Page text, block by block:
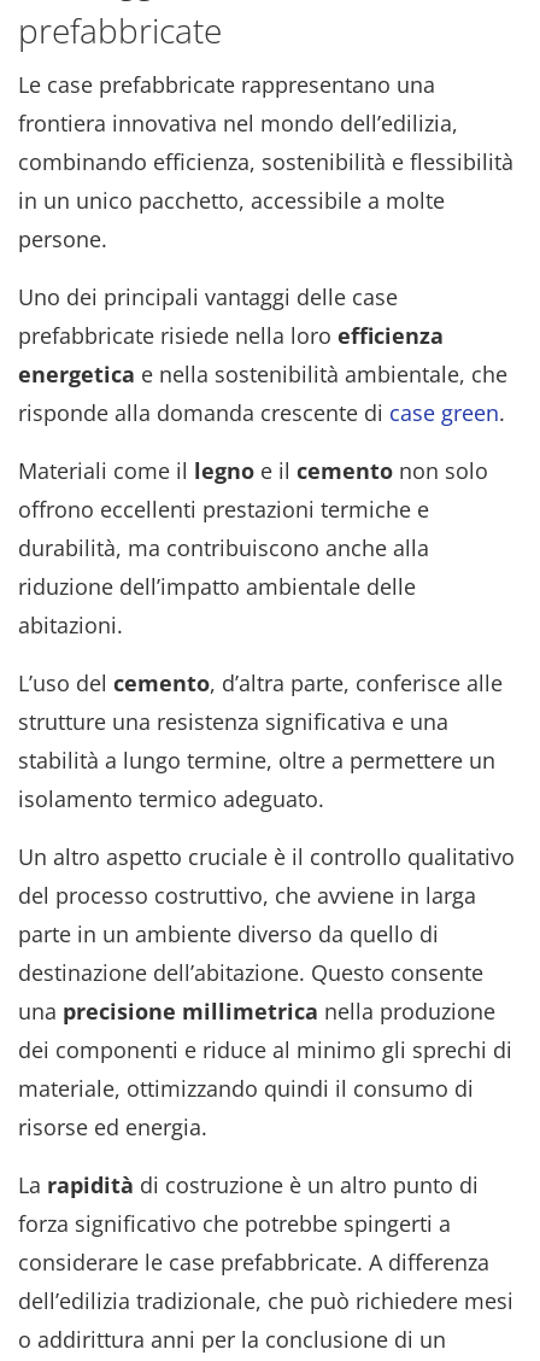
prefabbricate
Le case prefabbricate rappresentano una
frontiera innovativa nel mondo dell’edilizia,
combinando efficienza, sostenibilità e flessibilità
in un unico pacchetto, accessibile a molte
persone.
Uno dei principali vantaggi delle case
prefabbricate risiede nella loro efficienza
energetica e nella sostenibilità ambientale, che
risponde alla domanda crescente di case green.
Materiali come il legno e il cemento non solo
offrono eccellenti prestazioni termiche e
durabilità, ma contribuiscono anche alla
riduzione dell’impatto ambientale delle
abitazioni.
L’uso del cemento, d’altra parte, conferisce alle
strutture una resistenza significativa e una
stabilità a lungo termine, oltre a permettere un
isolamento termico adeguato.
Un altro aspetto cruciale è il controllo qualitativo
del processo costruttivo, che avviene in larga
parte in un ambiente diverso da quello di
destinazione dell’abitazione. Questo consente
una precisione millimetrica nella produzione
dei componenti e riduce al minimo gli sprechi di
materiale, ottimizzando quindi il consumo di
risorse ed energia.
La rapidità di costruzione è un altro punto di
forza significativo che potrebbe spingerti a
considerare le case prefabbricate. A differenza
dell’edilizia tradizionale, che può richiedere mesi
o addirittura anni per la conclusione di un